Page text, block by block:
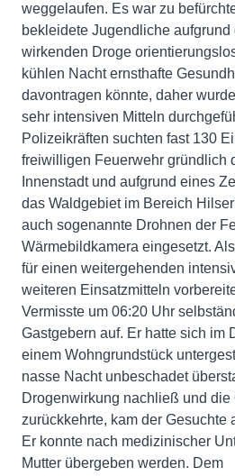
weggelaufen. Es war zu
bekleidete Jugendliche
wirkenden Droge
kühlen Nacht ernsthafte
davontragen könnte, daher
sehr intensiven Mitteln
Polizeikräften suchten fast 130
freiwilligen Feuerwehr gründlich
Innenstadt und aufgrund eines
das Waldgebiet im Bereich
auch sogenannte Drohnen der
Wärmebildkamera eingesetzt.
für einen weitergehenden
weiteren Einsatzmitteln
Vermisste um 06:20 Uhr
Gastgebern auf. Er hatte sich im
einem Wohngrundstück
nasse Nacht unbeschadet
Drogenwirkung nachließ und die
zurückkehrte, kam der Gesuchte
Er konnte nach medizinischer
Mutter übergeben werden. Dem